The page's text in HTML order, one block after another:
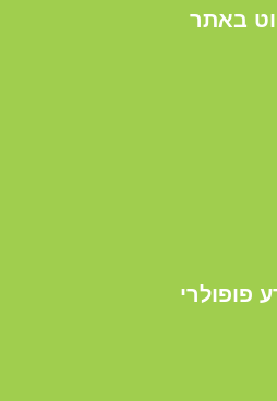
באתר
פופולרי